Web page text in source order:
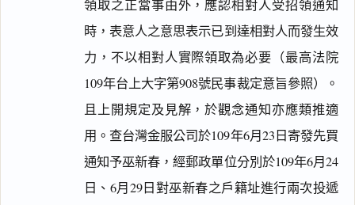
領取之正當事由外，應認相對人受招領通知
時，表意人之意思表示已到達相對人而發生效
力，不以相對人實際領取為必要（最高法院
109年台上大字第908號民事裁定意旨參照）。
且上開規定及見解，於觀念通知亦應類推適
用。查台灣金服公司於109年6月23日寄發先買
通知予巫新春，經郵政單位分別於109年6月24
日、6月29日對巫新春之戶籍址進行兩次投遞